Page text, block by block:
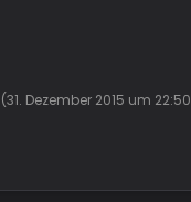
(31. Dezember 2015 um 22:50